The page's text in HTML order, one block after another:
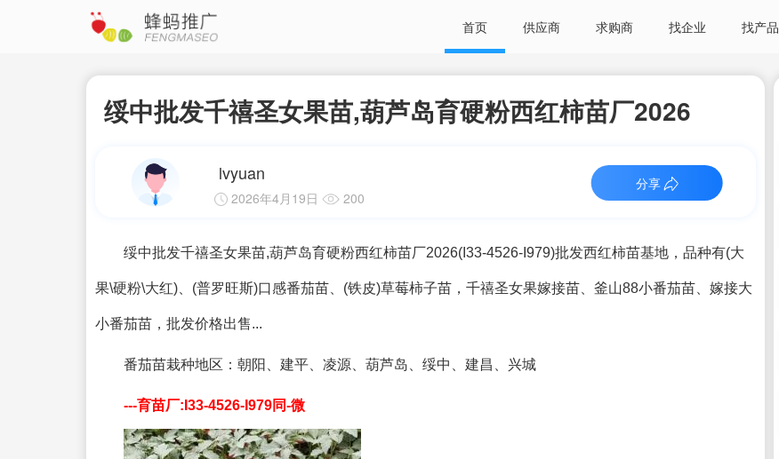
首页 供应商 求购商 找企业 找产品
绥中批发千禧圣女果苗,葫芦岛育硬粉西红柿苗厂2026
lvyuan
2026年4月19日 200
分享
绥中批发千禧圣女果苗,葫芦岛育硬粉西红柿苗厂2026(I33-4526-I979)批发西红柿苗基地，品种有(大
果\硬粉\大红)、(普罗旺斯)口感番茄苗、(铁皮)草莓柿子苗，千禧圣女果嫁接苗、釜山88小番茄苗、嫁接大
小番茄苗，批发价格出售...
番茄苗栽种地区：朝阳、建平、凌源、葫芦岛、绥中、建昌、兴城
---育苗厂:I33-4526-I979同-微